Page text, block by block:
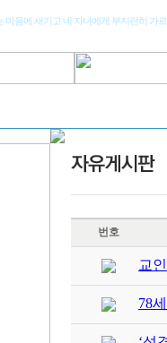
마음에 새기고 네 자녀에게 부지런히 가
번호
교
78